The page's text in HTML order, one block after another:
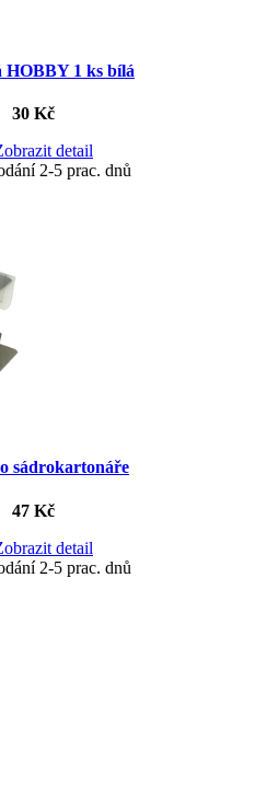
HOBBY 1 ks bílá
30 Kč
detail
2-5 prac. dnů
sádrokartonáře
47 Kč
detail
2-5 prac. dnů